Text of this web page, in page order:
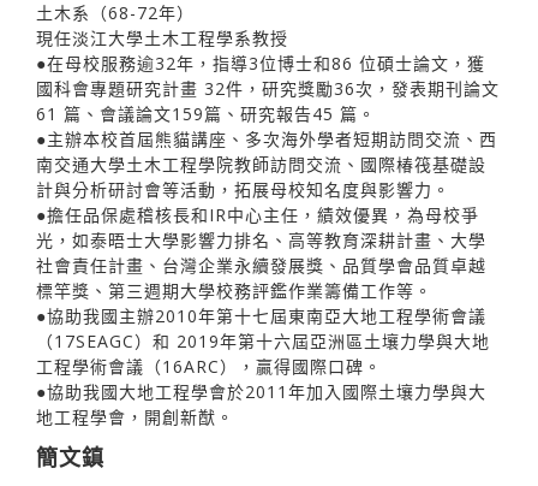
土木系（68-72年）
現任淡江大學土木工程學系教授
●在母校服務逾32年，指導3位博士和86 位碩士論文，獲
國科會專題研究計畫 32件，研究獎勵36次，發表期刊論文
61 篇、會議論文159篇、研究報告45 篇。
●主辦本校首屆熊貓講座、多次海外學者短期訪問交流、西
南交通大學土木工程學院教師訪問交流、國際椿筏基礎設
計與分析研討會等活動，拓展母校知名度與影響力。
●擔任品保處稽核長和IR中心主任，績效優異，為母校爭
光，如泰晤士大學影響力排名、高等教育深耕計畫、大學
社會責任計畫、台灣企業永續發展獎、品質學會品質卓越
標竿獎、第三週期大學校務評鑑作業籌備工作等。
●協助我國主辦2010年第十七屆東南亞大地工程學術會議
（17SEAGC）和 2019年第十六屆亞洲區土壤力學與大地
工程學術會議（16ARC），贏得國際口碑。
●協助我國大地工程學會於2011年加入國際土壤力學與大
地工程學會，開創新猷。
簡文鎮